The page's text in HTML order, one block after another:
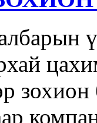
зохион